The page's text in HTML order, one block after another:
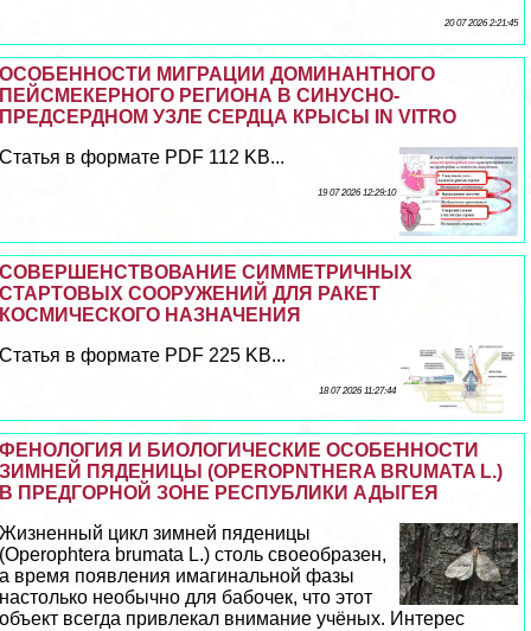
20 07 2026 2:21:45
ОСОБЕННОСТИ МИГРАЦИИ ДОМИНАНТНОГО
ПЕЙСМЕКЕРНОГО РЕГИОНА В СИНУСНО-
ПРЕДСЕРДНОМ УЗЛЕ СЕРДЦА КРЫСЫ IN VITRO
Статья в формате PDF 112 KB...
19 07 2026 12:29:10
СОВЕРШЕНСТВОВАНИЕ СИММЕТРИЧНЫХ
СТАРТОВЫХ СООРУЖЕНИЙ ДЛЯ РАКЕТ
КОСМИЧЕСКОГО НАЗНАЧЕНИЯ
Статья в формате PDF 225 KB...
18 07 2026 11:27:44
ФЕНОЛОГИЯ И БИОЛОГИЧЕСКИЕ ОСОБЕННОСТИ
ЗИМНЕЙ ПЯДЕНИЦЫ (OPEROPNTHERA BRUMATA L.)
В ПРЕДГОРНОЙ ЗОНЕ РЕСПУБЛИКИ АДЫГЕЯ
Жизненный цикл зимней пяденицы
(Operophtera brumata L.) столь своеобразен,
а время появления имагинальной фазы
настолько необычно для бабочек, что этот
объект всегда привлекал внимание учёных. Интерес